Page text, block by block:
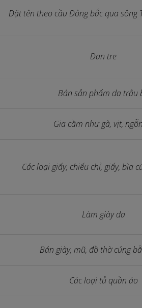
Đặt tên theo cầu Đông bắc qua sông
Đan tre
Bán sản phẩm da trâu
Gia cầm như gà, vịt,
Các loại giấy, chiếu chỉ, giấy, bìa
Làm giày da
Bán giày, mũ, đồ thờ cúng
Các loại tủ quần áo